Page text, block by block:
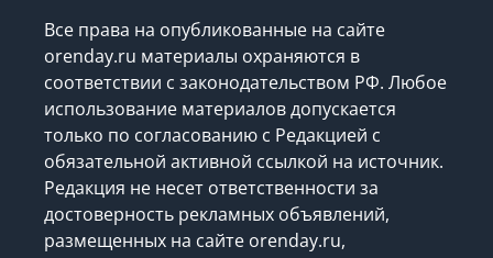
Все права на опубликованные на сайте
orenday.ru материалы охраняются в
соответствии с законодательством РФ. Любое
использование материалов допускается
только по согласованию с Редакцией с
обязательной активной ссылкой на источник.
Редакция не несет ответственности за
достоверность рекламных объявлений,
размещенных на сайте orenday.ru,